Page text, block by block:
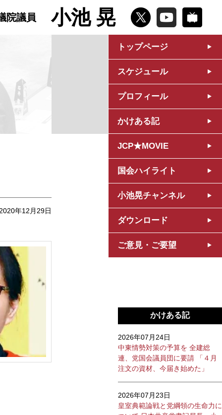
院議員 小池 晃
トップページ
スケジュール
プロフィール
かけある記
JCP★MOVIE
国会ハイライト
小池晃チャンネル
ダウンロード
ご意見・ご要望
年12月29日
かけある記
2026年07月24日
中東情勢対策の予算を 全建総
連、党国会議員団に要請 「４月
注文の資材、今届き始めた」
2026年07月23日
皇室典範論戦と党綱領の生命力に